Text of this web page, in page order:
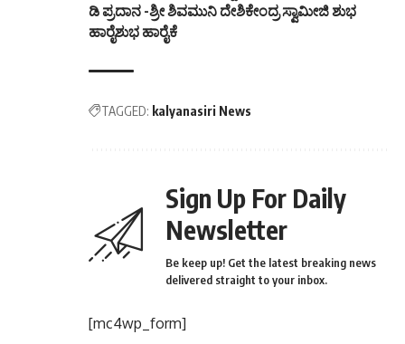
ಡಿ ಪ್ರದಾನ -ಶ್ರೀ ಶಿವಮುನಿ ದೇಶಿಕೇಂದ್ರ ಸ್ವಾಮೀಜಿ ಶುಭ
ಹಾರೈಶುಭ ಹಾರೈಕೆ
TAGGED: kalyanasiri News
Sign Up For Daily
Newsletter
Be keep up! Get the latest breaking news
delivered straight to your inbox.
[mc4wp_form]